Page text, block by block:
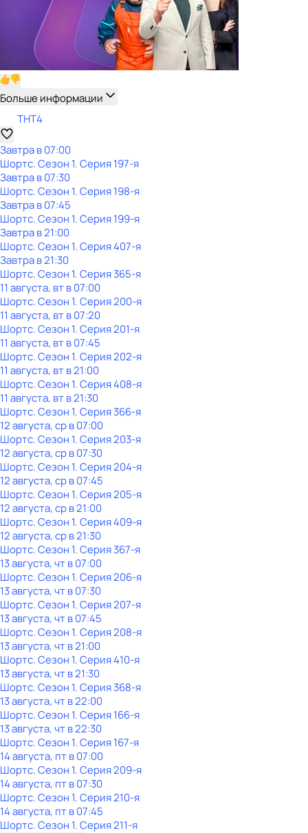
Больше информации
ТНТ4
Завтра в 07:00
Шортс. Сезон 1. Серия 197-я
Завтра в 07:30
Шортс. Сезон 1. Серия 198-я
Завтра в 07:45
Шортс. Сезон 1. Серия 199-я
Завтра в 21:00
Шортс. Сезон 1. Серия 407-я
Завтра в 21:30
Шортс. Сезон 1. Серия 365-я
11 августа, вт в 07:00
Шортс. Сезон 1. Серия 200-я
11 августа, вт в 07:20
Шортс. Сезон 1. Серия 201-я
11 августа, вт в 07:45
Шортс. Сезон 1. Серия 202-я
11 августа, вт в 21:00
Шортс. Сезон 1. Серия 408-я
11 августа, вт в 21:30
Шортс. Сезон 1. Серия 366-я
12 августа, ср в 07:00
Шортс. Сезон 1. Серия 203-я
12 августа, ср в 07:30
Шортс. Сезон 1. Серия 204-я
12 августа, ср в 07:45
Шортс. Сезон 1. Серия 205-я
12 августа, ср в 21:00
Шортс. Сезон 1. Серия 409-я
12 августа, ср в 21:30
Шортс. Сезон 1. Серия 367-я
13 августа, чт в 07:00
Шортс. Сезон 1. Серия 206-я
13 августа, чт в 07:30
Шортс. Сезон 1. Серия 207-я
13 августа, чт в 07:45
Шортс. Сезон 1. Серия 208-я
13 августа, чт в 21:00
Шортс. Сезон 1. Серия 410-я
13 августа, чт в 21:30
Шортс. Сезон 1. Серия 368-я
13 августа, чт в 22:00
Шортс. Сезон 1. Серия 166-я
13 августа, чт в 22:30
Шортс. Сезон 1. Серия 167-я
14 августа, пт в 07:00
Шортс. Сезон 1. Серия 209-я
14 августа, пт в 07:30
Шортс. Сезон 1. Серия 210-я
14 августа, пт в 07:45
Шортс. Сезон 1. Серия 211-я